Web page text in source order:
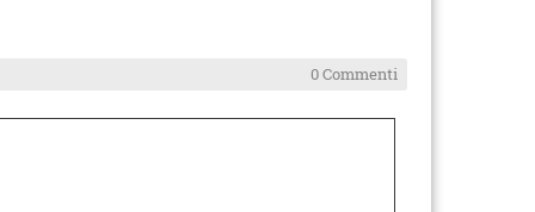
0 Commenti